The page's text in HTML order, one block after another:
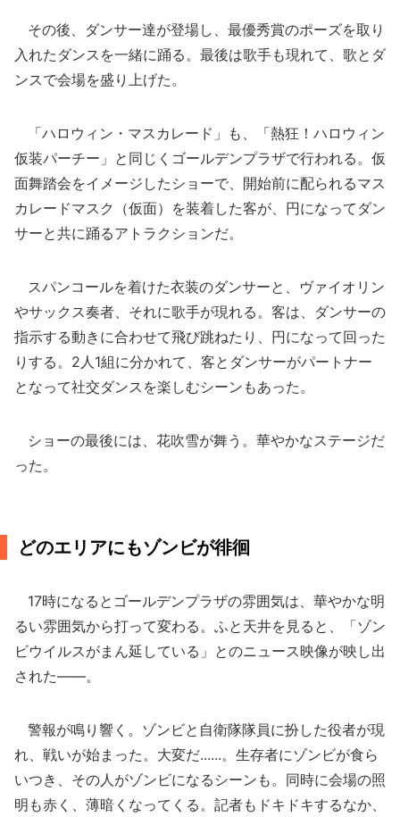
その後、ダンサー達が登場し、最優秀賞のポーズを取り
入れたダンスを一緒に踊る。最後は歌手も現れて、歌とダ
ンスで会場を盛り上げた。
「ハロウィン・マスカレード」も、「熱狂！ハロウィン
仮装パーチー」と同じくゴールデンプラザで行われる。仮
面舞踏会をイメージしたショーで、開始前に配られるマス
カレードマスク（仮面）を装着した客が、円になってダン
サーと共に踊るアトラクションだ。
スパンコールを着けた衣装のダンサーと、ヴァイオリン
やサックス奏者、それに歌手が現れる。客は、ダンサーの
指示する動きに合わせて飛び跳ねたり、円になって回った
りする。2人1組に分かれて、客とダンサーがパートナー
となって社交ダンスを楽しむシーンもあった。
ショーの最後には、花吹雪が舞う。華やかなステージだ
った。
どのエリアにもゾンビが徘徊
17時になるとゴールデンプラザの雰囲気は、華やかな明
るい雰囲気から打って変わる。ふと天井を見ると、「ゾン
ビウイルスがまん延している」とのニュース映像が映し出
された――。
警報が鳴り響く。ゾンビと自衛隊隊員に扮した役者が現
れ、戦いが始まった。大変だ......。生存者にゾンビが食ら
いつき、その人がゾンビになるシーンも。同時に会場の照
明も赤く、薄暗くなってくる。記者もドキドキするなか、